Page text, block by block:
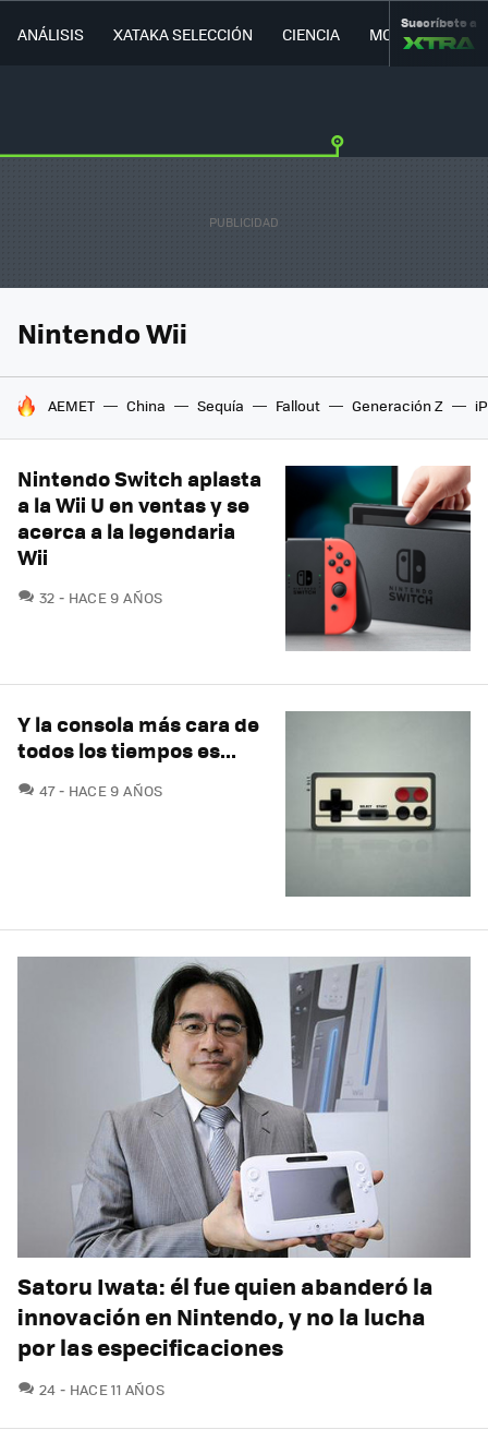
ANÁLISIS XATAKA SELECCIÓN CIENCIA MOVILIDAD
Suscríbete a
Nintendo Wii
HOY SE HABLA DE
AEMET China Sequía Fallout Generación Z
Nintendo Switch aplasta
a la Wii U en ventas y se
acerca a la legendaria
Wii
32 COMENTARIOS
HACE 9 AÑOS
Y la consola más cara de
todos los tiempos es...
47COMENTARIOS
HACE 9 AÑOS
Satoru Iwata: él fue quien abanderó la
innovación en Nintendo, y no la lucha
por las especificaciones
24 COMENTARIOS
HACE 11 AÑOS